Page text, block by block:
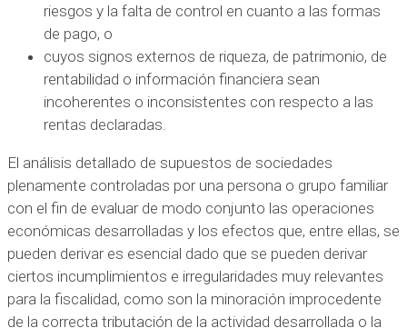
riesgos y la falta de control en cuanto a las formas
de pago, o
cuyos signos externos de riqueza, de patrimonio, de
rentabilidad o información financiera sean
incoherentes o inconsistentes con respecto a las
rentas declaradas.
El análisis detallado de supuestos de sociedades
plenamente controladas por una persona o grupo familiar
con el fin de evaluar de modo conjunto las operaciones
económicas desarrolladas y los efectos que, entre ellas, se
pueden derivar es esencial dado que se pueden derivar
ciertos incumplimientos e irregularidades muy relevantes
para la fiscalidad, como son la minoración improcedente
de la correcta tributación de la actividad desarrollada o la